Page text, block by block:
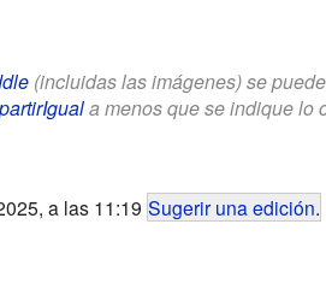
(incluidas las imágenes) se
a menos que se indique lo
a las 11:19 Sugerir una edición.